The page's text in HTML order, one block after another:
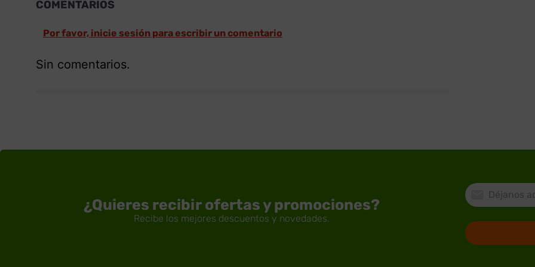
COMENTARIOS
Por favor, inicie sesión para escribir un comentario
Sin comentarios.
¿Quieres recibir ofertas y promociones?